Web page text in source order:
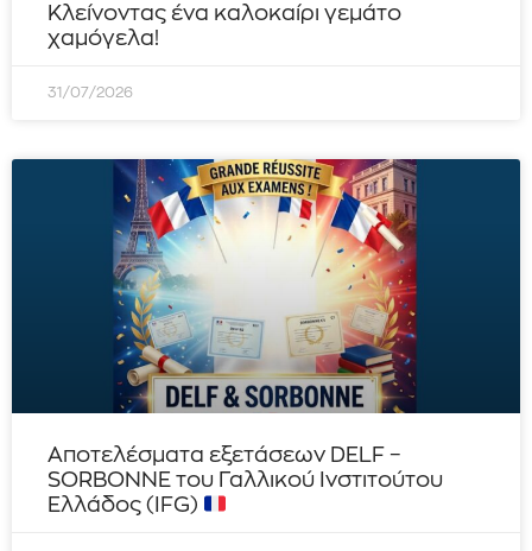
Κλείνοντας ένα καλοκαίρι γεμάτο
χαμόγελα!
31/07/2026
Αποτελέσματα εξετάσεων DELF –
SORBONNE του Γαλλικού Ινστιτούτου
Ελλάδος (IFG)